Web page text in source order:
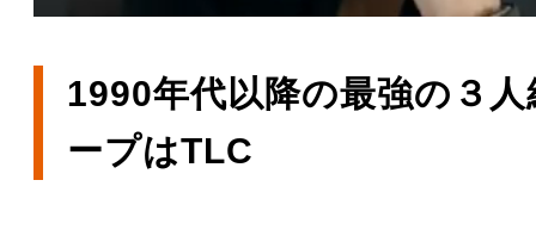
1990年代以降の最強の３
ープはTLC